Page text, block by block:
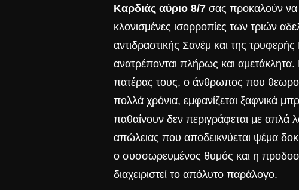
Καρδιάς αύριο 8/7 σας προκαλούν να
κλονισμένες ισορροπίες των τριών
αντιδραστικής Σανέμ και της
ανατρέπονται πλήρως και αμετάκλητα.
πατέρας τους, ο άνθρωπος που
πολλά χρόνια, εμφανίζεται ξαφνικά
παθαίνουν δεν περιγράφεται με απλά
απώλειας που αποδεικνύεται ψέμα
ο συσσωρευμένος θυμός και η
διαχειριστεί το απόλυτο παράλογο.